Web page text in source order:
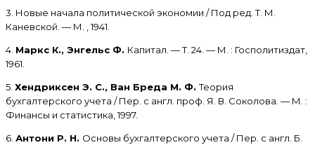
3. Новые начала политической экономии / Под ред. Т. М.
Каневской. — М. , 1941.
4. Маркс К., Энгельс Ф. Капитал. — Т. 24. — М. : Госполитиздат,
1961.
5. Хендриксен Э. С., Ван Бреда М. Ф.Теория
бухгалтерского учета / Пер. с англ. проф. Я. В. Соколова. — М. :
Финансы и статистика, 1997.
6. Антони Р. Н. Основы бухгалтерского учета / Пер. с англ. Б.